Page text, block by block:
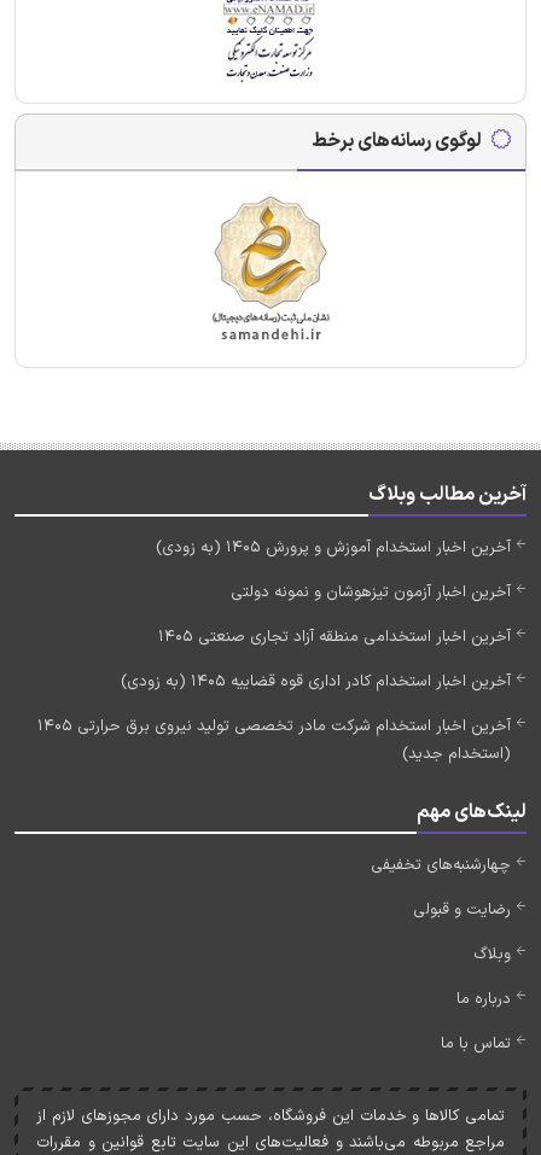
لوگوی رسانه‌های برخط
آخرین مطالب وبلاگ
آخرین اخبار استخدام آموزش و پرورش 1405 (به زودی)
آخرین اخبار آزمون تیزهوشان و نمونه دولتی
آخرین اخبار استخدامی منطقه آزاد تجاری صنعتی 1405
آخرین اخبار استخدام کادر اداری قوه قضاییه 1405 (به زودی)
آخرین اخبار استخدام شرکت مادر تخصصی تولید نیروی برق حرارتی 1405
(استخدام جدید)
لینک‌های مهم
چهارشنبه‌های تخفیفی
رضایت و قبولی
وبلاگ
درباره ما
تماس با ما
تمامی کالاها و خدمات اين فروشگاه، حسب مورد دارای مجوزهای لازم از
مراجع مربوطه می‌باشند و فعاليت‌های اين سايت تابع قوانين و مقررات